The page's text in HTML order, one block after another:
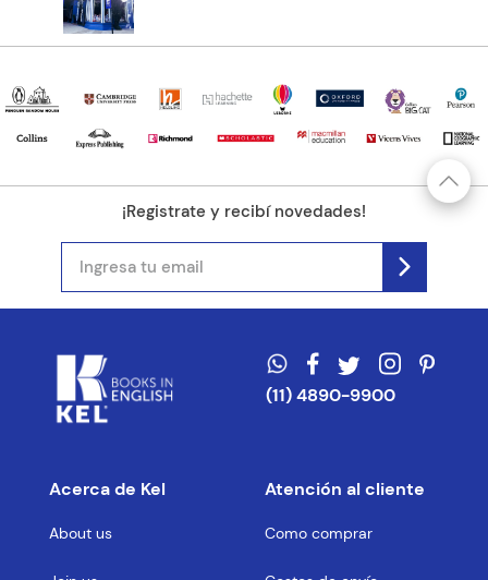
¡Registrate y recibí novedades!
(11) 4890-9900
Acerca de Kel
About us
Atención al cliente
Como comprar